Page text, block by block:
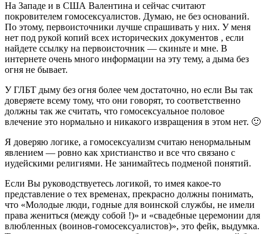
На Западе и в США Валентина и сейчас считают
покровителем гомосексуалистов. Думаю, не без оснований.
По этому, первоисточники лучше спрашивать у них. У меня
нет под рукой копий всех исторических документов , если
найдете ссылку на первоисточник — скиньте и мне. В
интернете очень много информации на эту тему, а дыма без
огня не бывает.
У ГЛБТ дыму без огня более чем достаточно, но если Вы так
доверяете всему тому, что они говорят, то соответственно
должны так же считать, что гомосексуальное половое
влечение это нормально и никакого извращения в этом нет. 🙂
Я доверяю логике, а гомосексуализм считаю ненормальным
явлением — ровно как христианство и все что связано с
иудейскими религиями. Не занимайтесь подменой понятий.
Если Вы руководствуетесь логикой, то имея какое-то
представление о тех временах, прекрасно должны понимать,
что «Молодые люди, годные для воинской службы, не имели
права жениться (между собой !)» и «свадебные церемонии для
влюбленных (воинов-гомосексуалистов)», это фейк, выдумка.